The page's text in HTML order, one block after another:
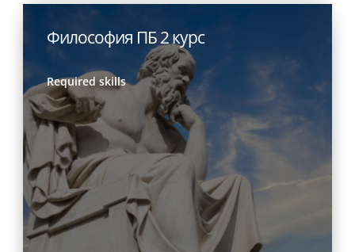
Философия ПБ 2 курс
Required skills